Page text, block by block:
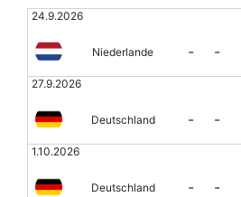
24.9.2026
Niederlande - -
27.9.2026
Deutschland - -
1.10.2026
Deutschland - -